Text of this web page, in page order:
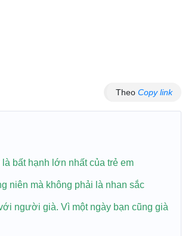
Theo Copy link
bất hạnh lớn nhất của trẻ em
niên mà không phải là nhan sắc
người già. Vì một ngày bạn cũng già